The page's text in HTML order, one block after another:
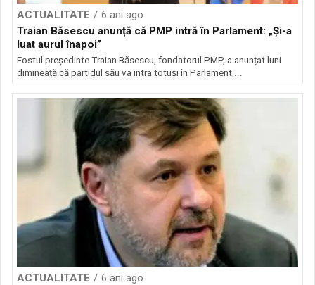
ACTUALITATE
6 ani ago
Traian Băsescu anunță că PMP intră în Parlament: „Și-a
luat aurul înapoi”
Fostul președinte Traian Băsescu, fondatorul PMP, a anunțat luni
dimineață că partidul său va intra totuși în Parlament,...
ACTUALITATE
6 ani ago